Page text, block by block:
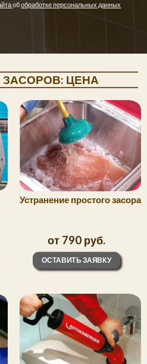
об обработке персональных данных
ЦЕНА
Устранение простого засора
от 790 руб.
ОСТАВИТЬ ЗАЯВКУ